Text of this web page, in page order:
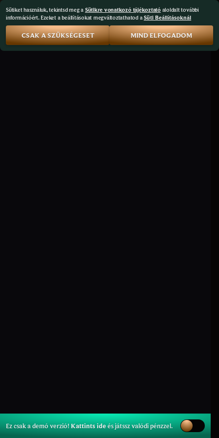
Ez csak a demó verzió!Kattints ideés játssz valódi pénzzel.
Sütiket használuk, tekintsd meg a Sütikre vonatkozó tájékoztatóaloldalt további
információért. Ezeket a beállításokat megváltoztathatod aSüti Beállításoknál
CSAK A SZÜKSÉGESET MIND ELFOGADOM